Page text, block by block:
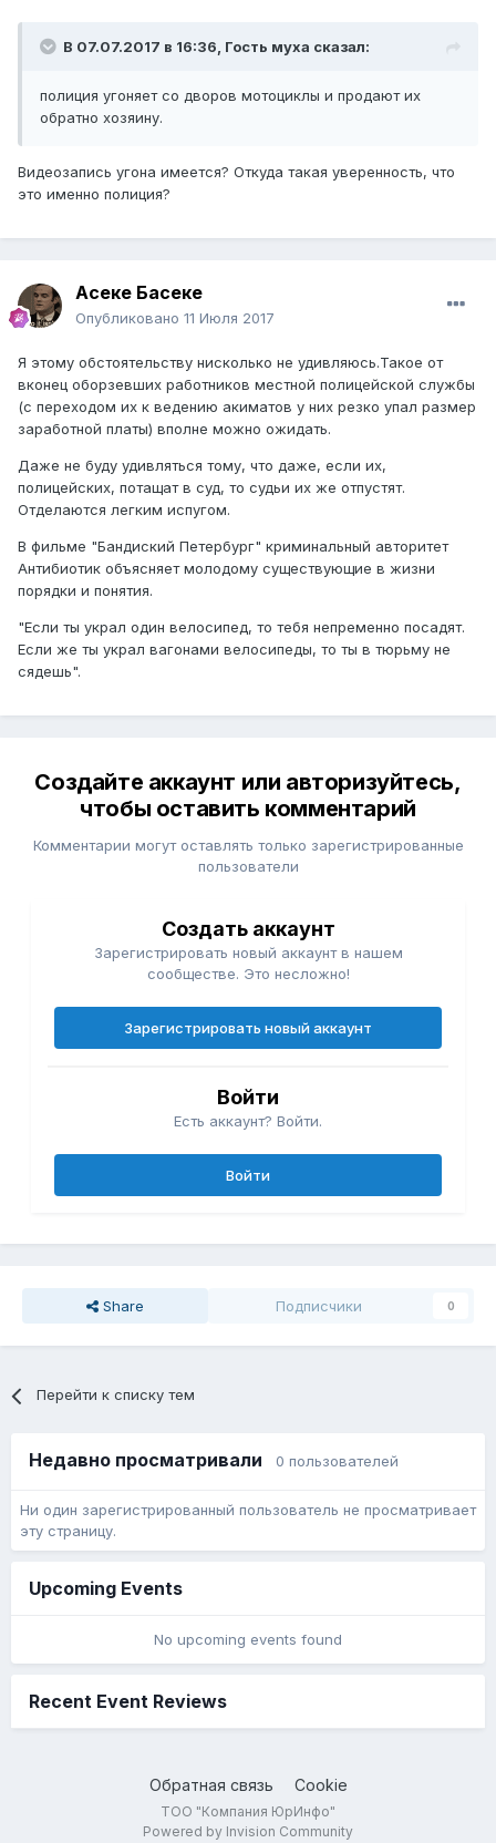
В 07.07.2017 в 16:36, Гость муха сказал:
полиция угоняет со дворов мотоциклы и продают их
обратно хозяину.
Видеозапись угона имеется? Откуда такая уверенность, что
это именно полиция?
Асеке Басеке
Опубликовано 11 Июля 2017
Я этому обстоятельству нисколько не удивляюсь.Такое от
вконец оборзевших работников местной полицейской службы
(с переходом их к ведению акиматов у них резко упал размер
заработной платы) вполне можно ожидать.
Даже не буду удивляться тому, что даже, если их,
полицейских, потащат в суд, то судьи их же отпустят.
Отделаются легким испугом.
В фильме "Бандиский Петербург" криминальный авторитет
Антибиотик объясняет молодому существующие в жизни
порядки и понятия.
"Если ты украл один велосипед, то тебя непременно посадят.
Если же ты украл вагонами велосипеды, то ты в тюрьму не
сядешь".
Создайте аккаунт или авторизуйтесь,
чтобы оставить комментарий
Комментарии могут оставлять только зарегистрированные
пользователи
Создать аккаунт
Зарегистрировать новый аккаунт в нашем
сообществе. Это несложно!
Зарегистрировать новый аккаунт
Войти
Есть аккаунт? Войти.
Войти
Share Подписчики 0
Перейти к списку тем
Недавно просматривали 0 пользователей
Ни один зарегистрированный пользователь не просматривает
эту страницу.
Upcoming Events
No upcoming events found
Recent Event Reviews
Обратная связь Cookie
ТОО "Компания ЮрИнфо"
Powered by Invision Community